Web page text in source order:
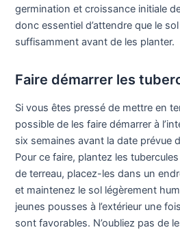
germination et croissance initiale
donc essentiel d’attendre que le
suffisamment avant de les planter.
Faire démarrer les
Si vous êtes pressé de mettre en
possible de les faire démarrer à
six semaines avant la date prévue
Pour ce faire, plantez les
de terreau, placez-les dans un
et maintenez le sol légèrement
jeunes pousses à l’extérieur une
sont favorables. N’oubliez pas de